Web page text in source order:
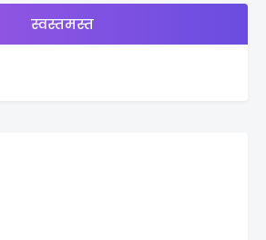
स्वस्तमस्त